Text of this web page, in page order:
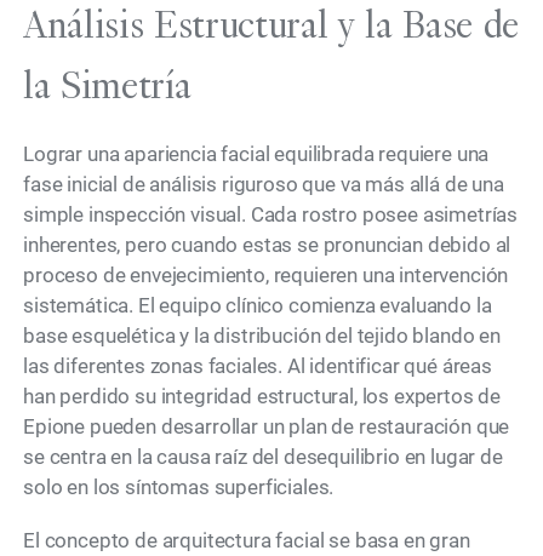
Análisis Estructural y la Base de
la Simetría
Lograr una apariencia facial equilibrada requiere una
fase inicial de análisis riguroso que va más allá de una
simple inspección visual. Cada rostro posee asimetrías
inherentes, pero cuando estas se pronuncian debido al
proceso de envejecimiento, requieren una intervención
sistemática. El equipo clínico comienza evaluando la
base esquelética y la distribución del tejido blando en
las diferentes zonas faciales. Al identificar qué áreas
han perdido su integridad estructural, los expertos de
Epione pueden desarrollar un plan de restauración que
se centra en la causa raíz del desequilibrio en lugar de
solo en los síntomas superficiales.
El concepto de arquitectura facial se basa en gran